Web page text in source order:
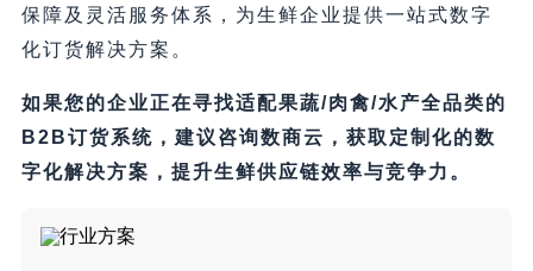
保障及灵活服务体系，为生鲜企业提供一站式数字
化订货解决方案。
如果您的企业正在寻找适配果蔬/肉禽/水产全品类的
B2B订货系统，建议咨询数商云，获取定制化的数
字化解决方案，提升生鲜供应链效率与竞争力。